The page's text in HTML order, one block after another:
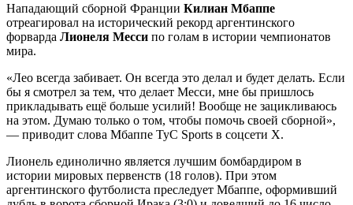
Нападающий сборной Франции Килиан Мбаппе
отреагировал на исторический рекорд аргентинского
форварда Лионеля Месси по голам в истории чемпионатов
мира.
«Лео всегда забивает. Он всегда это делал и будет делать. Если
бы я смотрел за тем, что делает Месси, мне бы пришлось
прикладывать ещё больше усилий! Вообще не зацикливаюсь
на этом. Думаю только о том, чтобы помочь своей сборной»,
— приводит слова Мбаппе TyC Sports в соцсети X.
Лионель единолично является лучшим бомбардиром в
истории мировых первенств (18 голов). При этом
аргентинского футболиста преследует Мбаппе, оформивший